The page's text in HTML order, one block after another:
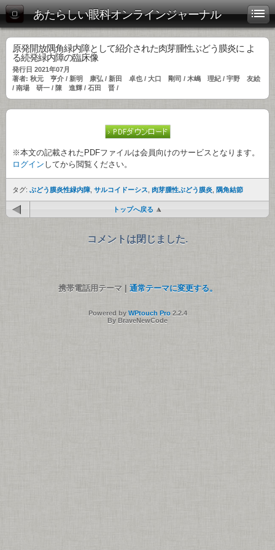
あたらしい眼科オンラインジャーナル
原発開放隅角緑内障として紹介された肉芽腫性ぶどう膜炎に よ
る続発緑内障の臨床像
発行日 2021年07月
著者: 秋元 亨介 / 新明 康弘 / 新田 卓也 / 大口 剛司 / 木嶋 理紀 / 宇野 友絵
/ 南場 研一 / 陳 進輝 / 石田 晋 /
※本文の記載されたPDFファイルは会員向けのサービスとなります。
ログイン してから閲覧ください。
タグ: ぶどう膜炎性緑内障 サルコイドーシス 肉芽腫性ぶどう膜炎 隅角結節
トップへ戻る
コメントは閉じました.
携帯電話用テーマ | 通常テーマに変更する。
Powered by WPtouch Pro2.2.4
By BraveNewCode